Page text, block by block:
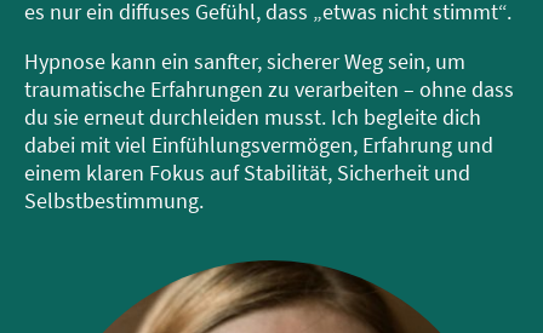
es nur ein diffuses Gefühl, dass „etwas nicht stimmt“.
Hypnose kann ein sanfter, sicherer Weg sein, um
traumatische Erfahrungen zu verarbeiten – ohne dass
du sie erneut durchleiden musst. Ich begleite dich
dabei mit viel Einfühlungsvermögen, Erfahrung und
einem klaren Fokus auf Stabilität, Sicherheit und
Selbstbestimmung.